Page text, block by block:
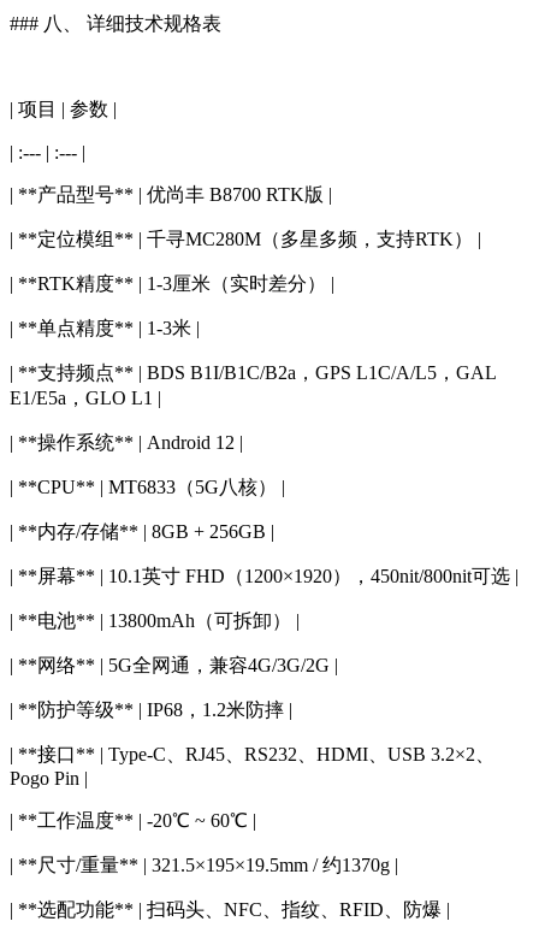
### 八、 详细技术规格表
| 项目 | 参数 |
| :--- | :--- |
| **产品型号** | 优尚丰 B8700 RTK版 |
| **定位模组** | 千寻MC280M（多星多频，支持RTK） |
| **RTK精度** | 1-3厘米（实时差分） |
| **单点精度** | 1-3米 |
| **支持频点** | BDS B1I/B1C/B2a，GPS L1C/A/L5，GAL
E1/E5a，GLO L1 |
| **操作系统** | Android 12 |
| **CPU** | MT6833（5G八核） |
| **内存/存储** | 8GB + 256GB |
| **屏幕** | 10.1英寸 FHD（1200×1920），450nit/800nit可选 |
| **电池** | 13800mAh（可拆卸） |
| **网络** | 5G全网通，兼容4G/3G/2G |
| **防护等级** | IP68，1.2米防摔 |
| **接口** | Type-C、RJ45、RS232、HDMI、USB 3.2×2、
Pogo Pin |
| **工作温度** | -20℃ ~ 60℃ |
| **尺寸/重量** | 321.5×195×19.5mm / 约1370g |
| **选配功能** | 扫码头、NFC、指纹、RFID、防爆 |